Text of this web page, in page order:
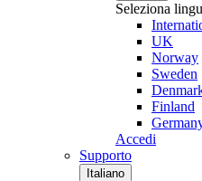
Seleziona
UK
Norway
Sweden
Finland
Accedi
Supporto
Italiano